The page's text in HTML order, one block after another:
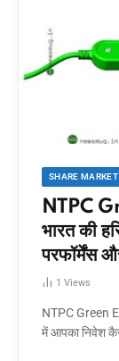
SHARE MARKET
NTPC
भारत की
परफॉर्मेंस
1 Views
NTPC Green
में आपका निवेश